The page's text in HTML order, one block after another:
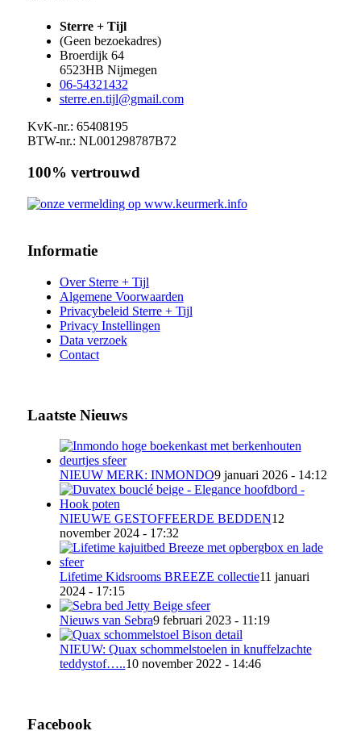
Sterre + Tijl
(Geen bezoekadres)
Broerdijk 64
6523HB Nijmegen
06-54321432
sterre.en.tijl@gmail.com
KvK-nr.: 65408195
BTW-nr.: NL001298787B72
100% vertrouwd
Informatie
Over Sterre + Tijl
Algemene Voorwaarden
Privacybeleid Sterre + Tijl
Privacy Instellingen
Data verzoek
Contact
Laatste Nieuws
NIEUW MERK: INMONDO9 januari 2026 - 14:12
NIEUWE GESTOFFEERDE BEDDEN12
november 2024 - 17:32
Lifetime Kidsrooms BREEZE collectie11 januari
2024 - 17:15
Nieuws van Sebra9 februari 2023 - 11:19
NIEUW: Quax schommelstoelen in knuffelzachte
teddystof…..10 november 2022 - 14:46
Facebook